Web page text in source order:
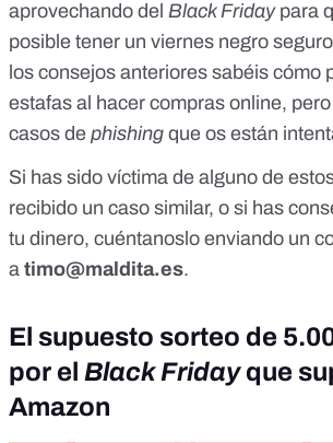
aprovechando del Black Fridaypara
posible tener un viernes negro
los consejos anteriores sabéis cómo
estafas al hacer compras online,
casos de phishing que os están
Si has sido víctima de alguno de
recibido un caso similar, o si has
tu dinero, cuéntanoslo enviando un
a timo@maldita.es.
El supuesto sorteo de
por el Black Fridayque
Amazon